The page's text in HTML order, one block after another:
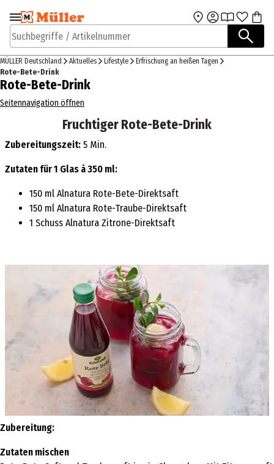
Zur Navigation
springen
Zum Hauptinhalt
Suchbegriffe / Artikelnummer
MÜLLER Deutschland Aktuelles Lifestyle
Erfrischung an heißen Tagen
Rote-Bete-Drink
Rote-Bete-Drink
Seitennavigation öffnen
Fruchtiger Rote-Bete-Drink
Zubereitungszeit: 5 Min.
Zutaten für 1 Glas à 350 ml:
150 ml Alnatura Rote-Bete-Direktsaft
150 ml Alnatura Rote-Traube-Direktsaft
1 Schuss Alnatura Zitrone-Direktsaft
Zubereitung:
Zutaten mischen